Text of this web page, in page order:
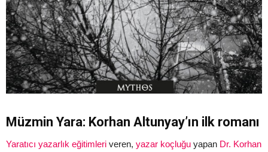
Müzmin Yara: Korhan Altunyay’ın ilk romanı
Yaratıcı yazarlık eğitimleri veren, yazar koçluğu yapan Dr. Korhan